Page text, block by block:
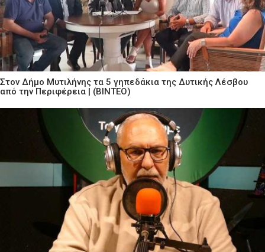
Στον Δήμο Μυτιλήνης τα 5 γηπεδάκια της Δυτικής Λέσβου
από την Περιφέρεια | (ΒΙΝΤΕΟ)